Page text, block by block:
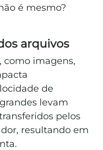
é mesmo?
arquivos
como imagens,
de
levam
pelos
resultando em